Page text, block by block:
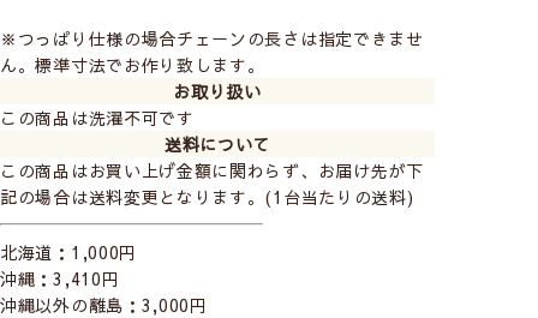
昼の場合
中にある物の形がわから
ない
夜の場合
※つっぱり仕様の場合チェーンの長さは指定できませ
ん。標準寸法でお作り致します。
お取り扱い
この商品は洗濯不可です
送料について
この商品はお買い上げ金額に関わらず、お届け先が下
記の場合は送料変更となります。(1台当たりの送料)
北海道：1,000円
沖縄：3,410円
沖縄以外の離島：3,000円